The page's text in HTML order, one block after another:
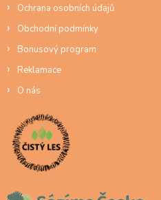
Ochrana osobních údajů
Obchodní podmínky
Bonusový program
Reklamace
O nás